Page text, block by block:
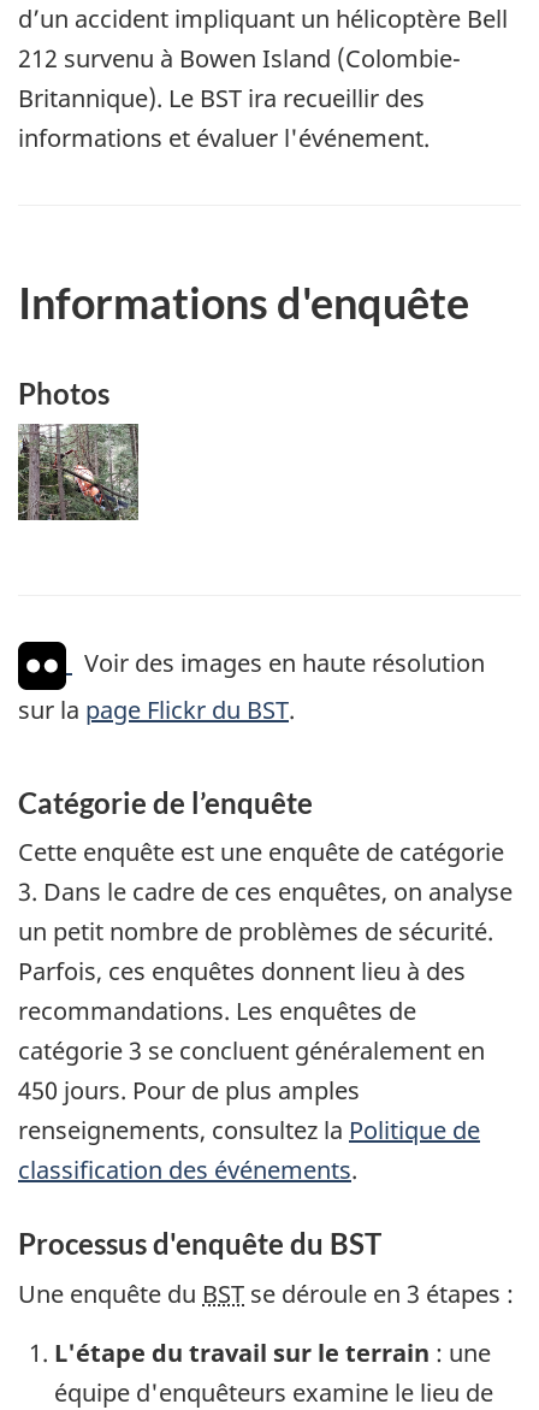
d’un accident impliquant un hélicoptère Bell
212 survenu à Bowen Island (Colombie-
Britannique). Le BST ira recueillir des
informations et évaluer l'événement.
Informations d'enquête
Photos
Image
Voir des images en haute résolution
sur la page Flickr du BST.
Catégorie de l’enquête
Cette enquête est une enquête de catégorie
3. Dans le cadre de ces enquêtes, on analyse
un petit nombre de problèmes de sécurité.
Parfois, ces enquêtes donnent lieu à des
recommandations. Les enquêtes de
catégorie 3 se concluent généralement en
450 jours. Pour de plus amples
renseignements, consultez la Politique de
classification des événements.
Processus d'enquête du BST
Une enquête du BST se déroule en 3 étapes :
L'étape du travail sur le terrain : une
équipe d'enquêteurs examine le lieu de